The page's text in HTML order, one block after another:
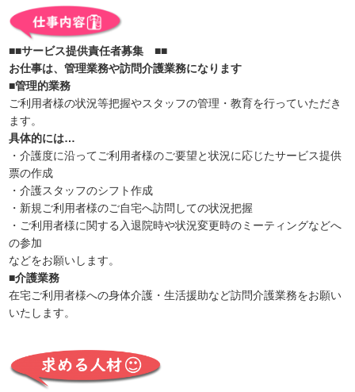
■■サービス提供責任者募集 ■■
お仕事は、管理業務や訪問介護業務になります
■管理的業務
ご利用者様の状況等把握やスタッフの管理・教育を行っていただき
ます。
具体的には…
・介護度に沿ってご利用者様のご要望と状況に応じたサービス提供
票の作成
・介護スタッフのシフト作成
・新規ご利用者様のご自宅へ訪問しての状況把握
・ご利用者様に関する入退院時や状況変更時のミーティングなどへ
の参加
などをお願いします。
■介護業務
在宅ご利用者様への身体介護・生活援助など訪問介護業務をお願い
いたします。